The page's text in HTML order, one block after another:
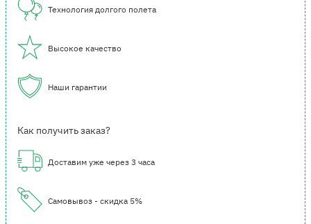
Технология долгого полета
Высокое качество
Наши гарантии
Как получить заказ?
Доставим уже через 3 часа
Самовывоз - скидка 5%